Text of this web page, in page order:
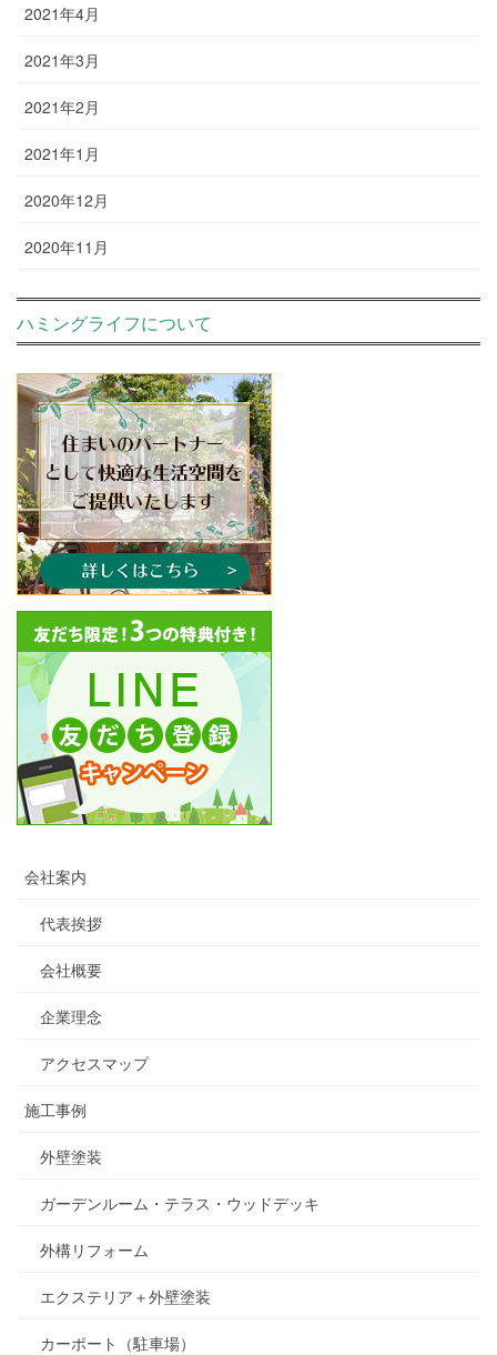
2021年4月
2021年3月
2021年2月
2021年1月
2020年12月
2020年11月
ハミングライフについて
会社案内
代表挨拶
会社概要
企業理念
アクセスマップ
施工事例
外壁塗装
ガーデンルーム・テラス・ウッドデッキ
外構リフォーム
エクステリア＋外壁塗装
カーポート（駐車場）